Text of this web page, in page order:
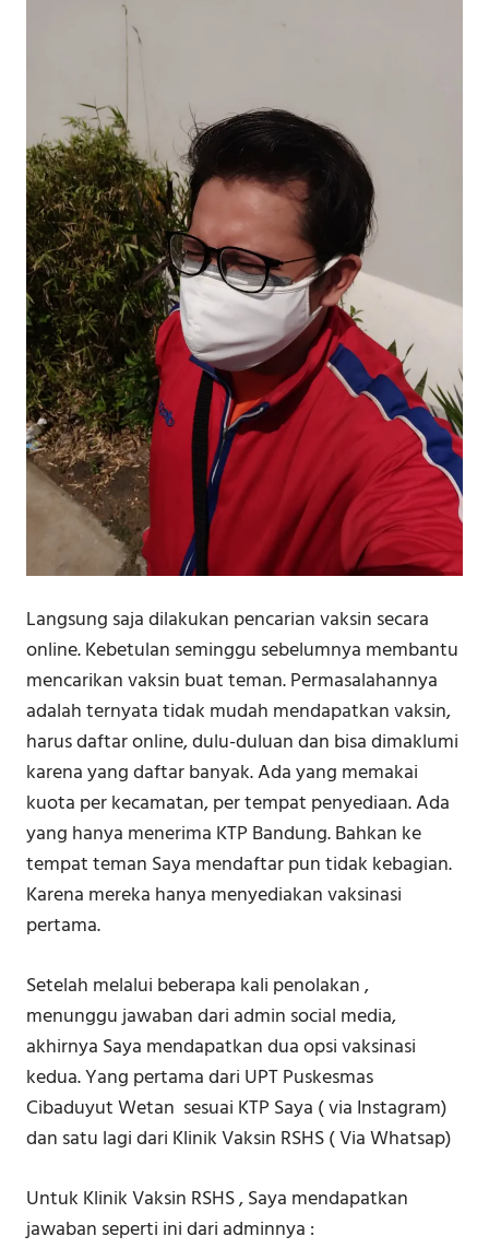
Langsung saja dilakukan pencarian vaksin secara
online. Kebetulan seminggu sebelumnya membantu
mencarikan vaksin buat teman. Permasalahannya
adalah ternyata tidak mudah mendapatkan vaksin,
harus daftar online, dulu-duluan dan bisa dimaklumi
karena yang daftar banyak. Ada yang memakai
kuota per kecamatan, per tempat penyediaan. Ada
yang hanya menerima KTP Bandung. Bahkan ke
tempat teman Saya mendaftar pun tidak kebagian.
Karena mereka hanya menyediakan vaksinasi
pertama.
Setelah melalui beberapa kali penolakan ,
menunggu jawaban dari admin social media,
akhirnya Saya mendapatkan dua opsi vaksinasi
kedua. Yang pertama dari UPT Puskesmas
Cibaduyut Wetan sesuai KTP Saya ( via Instagram)
dan satu lagi dari Klinik Vaksin RSHS ( Via Whatsap)
Untuk Klinik Vaksin RSHS , Saya mendapatkan
jawaban seperti ini dari adminnya :